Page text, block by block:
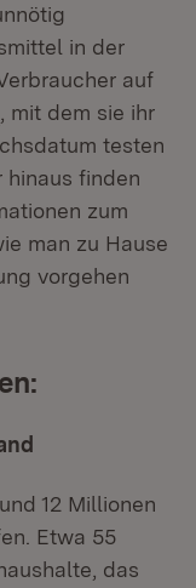
in der
auf
, mit dem sie ihr
testen
hinaus finden
zum
man zu Hause
vorgehen
12 Millionen
Etwa 55
das